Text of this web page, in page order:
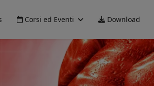
Corsi ed Eventi Download